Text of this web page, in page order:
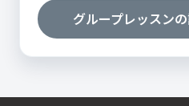
グループレッスン